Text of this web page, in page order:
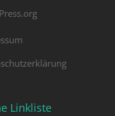
Linkliste